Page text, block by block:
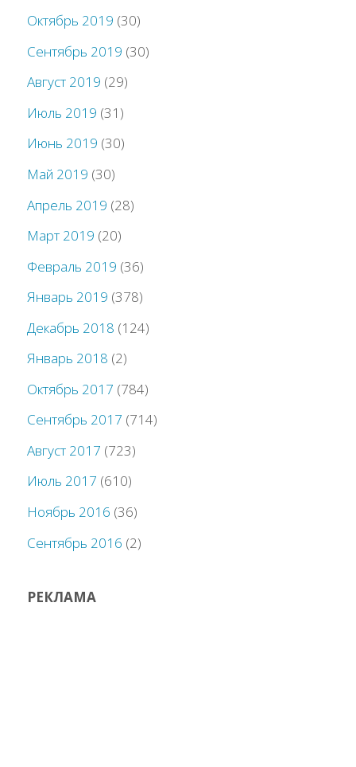
Октябрь 2019 (30)
Сентябрь 2019 (30)
Август 2019 (29)
Июль 2019 (31)
Июнь 2019 (30)
Май 2019 (30)
Апрель 2019 (28)
Март 2019 (20)
Февраль 2019 (36)
Январь 2019 (378)
Декабрь 2018 (124)
Январь 2018 (2)
Октябрь 2017 (784)
Сентябрь 2017 (714)
Август 2017 (723)
Июль 2017 (610)
Ноябрь 2016 (36)
Сентябрь 2016 (2)
РЕКЛАМА